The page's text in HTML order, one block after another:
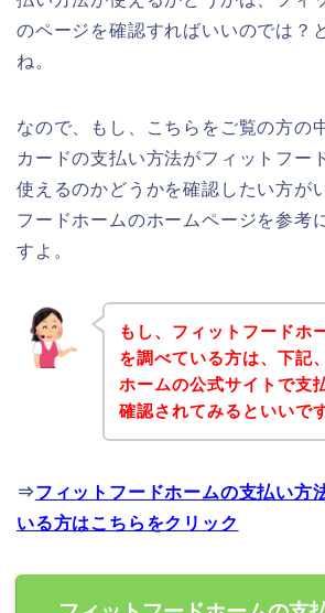
のページを確認すればいいのでは？
ね。
なので、もし、こちらをご覧の方の
カードの支払い方法がフィットフー
使えるのかどうかを確認したい方が
フードホームのホームページを参考
すよ。
もし、フィットフードホ
を調べている方は、下記
ホームの公式サイトで支
確認されてみるといいで
⇒フィットフードホームの支払い方
いる方はこちらをクリック